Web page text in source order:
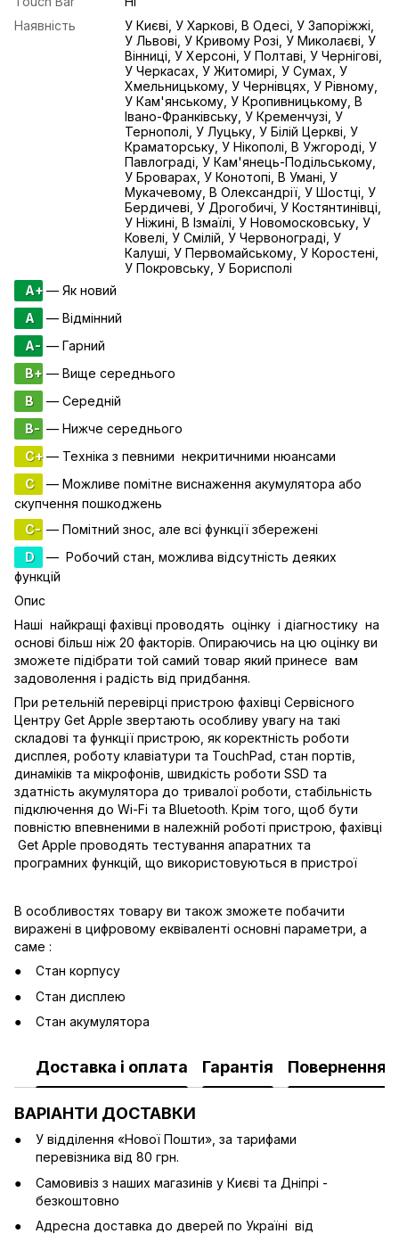
Наявність
У Києві, У Харкові, В Одесі, У Запоріжжі,
У Львові, У Кривому Розі, У Миколаєві, У
Вінниці, У Херсоні, У Полтаві, У Чернігові,
У Черкасах, У Житомирі, У Сумах, У
Хмельницькому, У Чернівцях, У Рівному,
У Кам'янському, У Кропивницькому, В
Івано-Франківську, У Кременчузі, У
Тернополі, У Луцьку, У Білій Церкві, У
Краматорську, У Нікополі, В Ужгороді, У
Павлограді, У Кам'янець-Подільському,
У Броварах, У Конотопі, В Умані, У
Мукачевому, В Олександрії, У Шостці, У
Бердичеві, У Дрогобичі, У Костянтинівці,
У Ніжині, В Ізмаїлі, У Новомосковську, У
Ковелі, У Смілій, У Червонограді, У
Калуші, У Первомайському, У Коростені,
У Покровську, У Борисполі
A+— Як новий
A
— Відмінний
A- — Гарний
B+ — Вище середнього
B
— Середній
B- — Нижче середнього
C+— Техніка з певними некритичними нюансами
C
— Можливе помітне виснаження акумулятора або
скупчення пошкоджень
C- — Помітний знос, але всі функції збережені
D
— Робочий стан, можлива відсутність деяких
функцій
Опис
Наші найкращі фахівці проводять оцінку і діагностику на
основі більш ніж 20 факторів. Опираючись на цю оцінку ви
зможете підібрати той самий товар який принесе вам
задоволення і радість від придбання.
При ретельній перевірці пристрою фахівці Сервісного
Центру Get Apple звертають особливу увагу на такі
складові та функції пристрою, як коректність роботи
дисплея, роботу клавіатури та TouchPad, стан портів,
динаміків та мікрофонів, швидкість роботи SSD та
здатність акумулятора до тривалої роботи, стабільність
підключення до Wi-Fi та Bluetooth. Крім того, щоб бути
повністю впевненими в належній роботі пристрою, фахівці
Get Apple проводять тестування апаратних та
програмних функцій, що використовуються в пристрої
В особливостях товару ви також зможете побачити
виражені в цифровому еквіваленті основні параметри, а
саме :
Стан корпусу
Стан дисплею
Стан акумулятора
Доставка і оплата Гарантія Повернення
ВАРІАНТИ ДОСТАВКИ
У відділення «Нової Пошти», за тарифами
перевізника від 80 грн.
Cамовивіз з наших магазинів у Києві та Дніпрі -
безкоштовно
Адресна доставка до дверей по Україні від